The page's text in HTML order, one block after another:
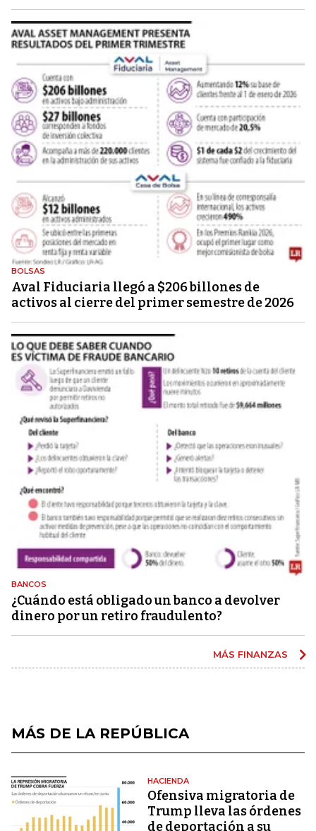
BOLSAS
Aval Fiduciaria llegó a $206 billones de
activos al cierre del primer semestre de 2026
BANCOS
¿Cuándo está obligado un banco a devolver
dinero por un retiro fraudulento?
MÁS FINANZAS
MÁS DE LA REPÚBLICA
HACIENDA
Ofensiva migratoria de
Trump lleva las órdenes
de deportación a su